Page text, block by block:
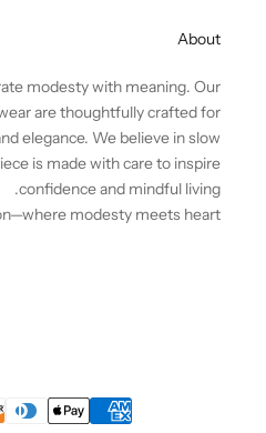
About
modesty with meaning. Our
are thoughtfully crafted for
elegance. We believe in slow
is made with care to inspire
confidence and mindful living.
modesty meets heart.